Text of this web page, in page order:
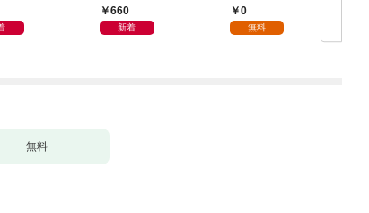
を知るまで1
660
新着
0
無料
無料